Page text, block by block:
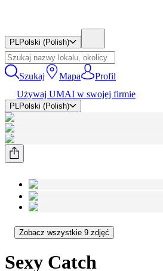
PLPolski (Polish)
Szukaj Mapa
Profil
Używaj UMAI w swojej firmie
PLPolski (Polish)
Zobacz wszystkie 9 zdjęć
Sexy Catch